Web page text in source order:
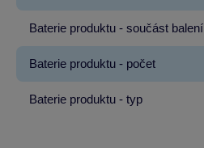
Baterie produktu - součást balení
Baterie produktu - počet
Baterie produktu - typ